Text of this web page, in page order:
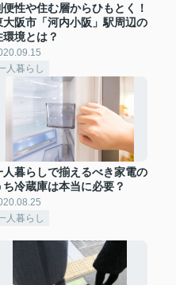
便性や住む層からひもとく！
大阪市「河内小阪」駅周辺の
環境とは？
人暮らし
人暮らしで揃えるべき家電の
ち冷蔵庫は本当に必要？
人暮らし